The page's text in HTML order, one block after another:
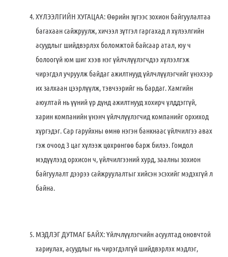
ХҮЛЭЭЛГИЙН ХУГАЦАА: Өөрийн зүгээс зохион байгуулалтаа
багахаан сайжруулж, хичээл зүтгэл гаргахад л хүлээлгийн
асуудлыг шийдвэрлэх боломжтой байсаар атал, юу ч
болоогүй юм шиг хээв нэг үйлчлүүлэгчдээ хүлээлгэж
чирэгдэл учруулж байдаг ажилтнууд үйлчлүүлэгчийг үнэхээр
их залхаан цээрлүүлж, тэвчээрийг нь бардаг. Хамгийн
аюултай нь үүний үр дүнд ажилтнууд хохирч үлддэггүй,
харин компанийн үнэнч үйлчлүүлэгчид компанийг орхиход
хүргэдэг. Сар гаруйхны өмнө нэгэн банкнаас үйлчилгээ авах
гэж очоод 3 цаг хүлээж цөхрөнгөө барж билээ. Гомдол
мэдүүлээд орхисон ч, үйлчилгээний хурд, заалны зохион
байгуулалт дээрээ сайжруулалтыг хийсэн эсэхийг мэдэхгүй л
байна.
МЭДЛЭГ ДУТМАГ БАЙХ: Үйлчлүүлэгчийн асуултад оновчтой
хариулах, асуудлыг нь чирэгдэлгүй шийдвэрлэх мэдлэг,